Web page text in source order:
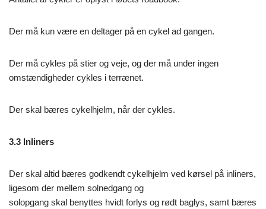
Der må kun være en deltager på en cykel ad gangen.
Der må cykles på stier og veje, og der må under ingen
omstændigheder cykles i terrænet.
Der skal bæres cykelhjelm, når der cykles.
3.3 Inliners
Der skal altid bæres godkendt cykelhjelm ved kørsel på inliners,
ligesom der mellem solnedgang og
solopgang skal benyttes hvidt forlys og rødt baglys, samt bæres